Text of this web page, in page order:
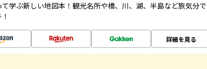
学ぶ新しい地図本！観光名所や橋、川、湖、半島など旅気分で
詳細を見る